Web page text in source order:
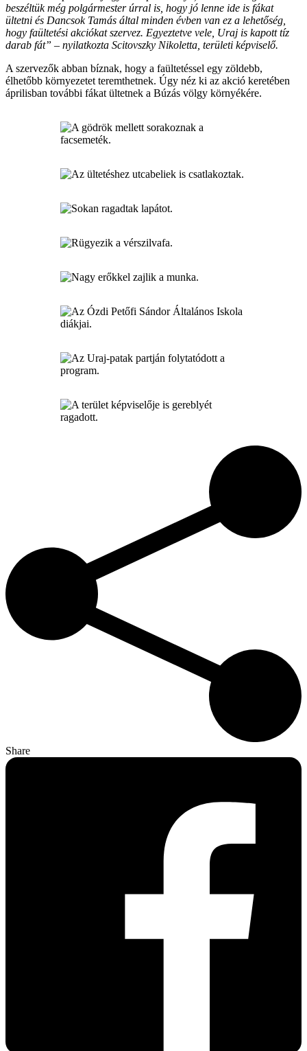
beszéltük még polgármester úrral is, hogy jó lenne ide is fákat
ültetni és Dancsok Tamás által minden évben van ez a lehetőség,
hogy faültetési akciókat szervez. Egyeztetve vele, Uraj is kapott tíz
darab fát” – nyilatkozta Scitovszky Nikoletta, területi képviselő.
A szervezők abban bíznak, hogy a faültetéssel egy zöldebb,
élhetőbb környezetet teremthetnek. Úgy néz ki az akció keretében
áprilisban további fákat ültetnek a Búzás völgy környékére.
Share